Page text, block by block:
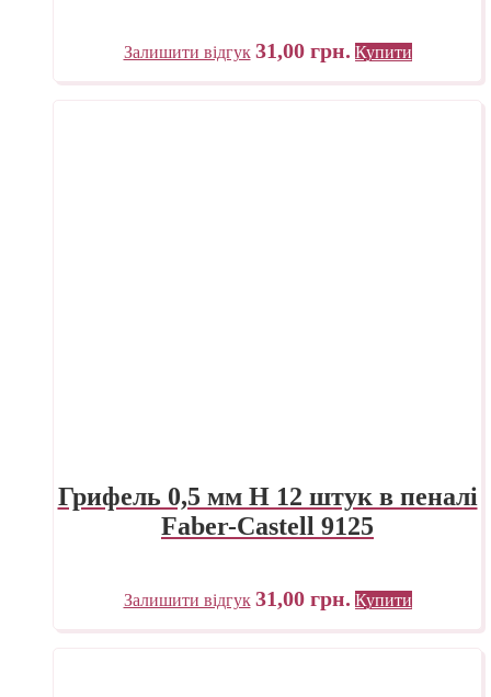
Залишити відгук 31,00 грн. Купити
Грифель 0,5 мм H 12 штук в пеналі
Faber-Castell 9125
Залишити відгук 31,00 грн. Купити